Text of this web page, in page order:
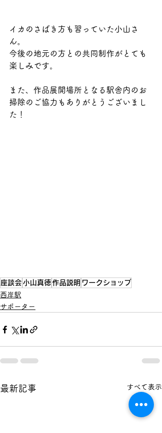
イカのさばき方も習っていた小山さ
ん。
今後の地元の方との共同制作がとても
楽しみです。
また、作品展開場所となる駅舎内のお
掃除のご協力もありがとうございまし
た！
座談会 小山真徳 作品説明 ワークショップ
西岸駅
サポーター
最新記事 すべて表示